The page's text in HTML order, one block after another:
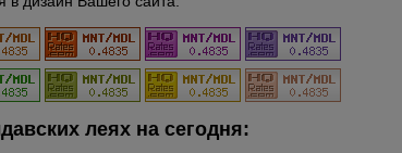
леях на сегодня: